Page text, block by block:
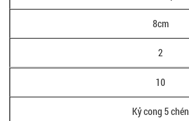
8cm
2
10
Kỷ cong 5 chén